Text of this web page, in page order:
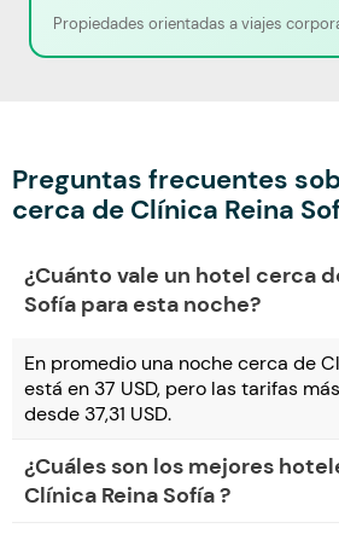
Propiedades orientadas a viajes
Preguntas frecuentes
cerca de Clínica Reina
¿Cuánto vale un hotel cerca
Sofía para esta noche?
En promedio una noche cerca de
está en 37 USD, pero las tarifas
desde 37,31 USD.
¿Cuáles son los mejores
Clínica Reina Sofía ?